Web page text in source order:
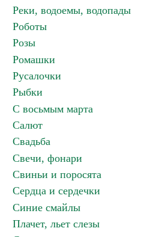
Реки, водоемы, водопады
Роботы
Розы
Ромашки
Русалочки
Рыбки
С восьмым марта
Салют
Свадьба
Свечи, фонари
Свиньи и поросята
Сердца и сердечки
Синие смайлы
Плачет, льет слезы